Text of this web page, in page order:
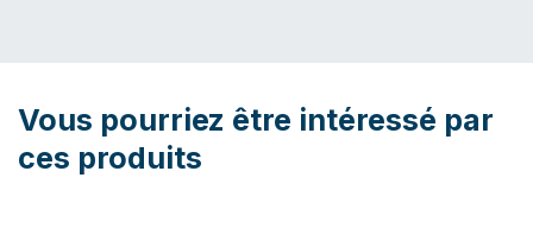
Vous pourriez être intéressé par
ces produits